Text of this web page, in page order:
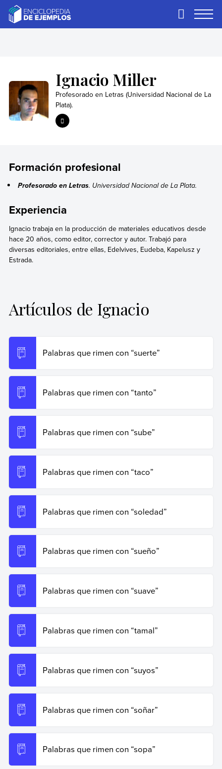
contentEjemplos
Necesitas ejemplos.
Primary
Ignacio Miller
Profesorado en Letras (Universidad Nacional de La
Plata).
Formación profesional
Profesorado en Letras. Universidad Nacional de La Plata.
Experiencia
Ignacio trabaja en la producción de materiales educativos desde
hace 20 años, como editor, corrector y autor. Trabajó para
diversas editoriales, entre ellas, Edelvives, Eudeba, Kapelusz y
Estrada.
Artículos de Ignacio
Palabras que rimen con “suerte”
Palabras que rimen con “tanto”
Palabras que rimen con “sube”
Palabras que rimen con “taco”
Palabras que rimen con “soledad”
Palabras que rimen con “sueño”
Palabras que rimen con “suave”
Palabras que rimen con “tamal”
Palabras que rimen con “suyos”
Palabras que rimen con “soñar”
Palabras que rimen con “sopa”